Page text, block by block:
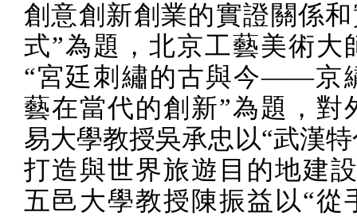
創意創新創業的實證關係
式”為題，北京工藝美術大
“宮廷刺繡的古與今——京
藝在當代的創新”為題，對
易大學教授吳承忠以“武漢
打造與世界旅遊目的地建
五邑大學教授陳振益以“從